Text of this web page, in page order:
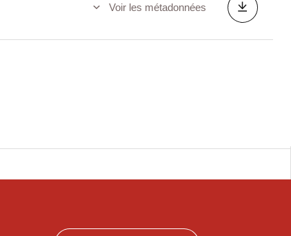
Voir les métadonnées